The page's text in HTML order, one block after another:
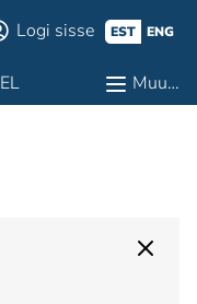
Logi sisse EST ENG
EL Muu…